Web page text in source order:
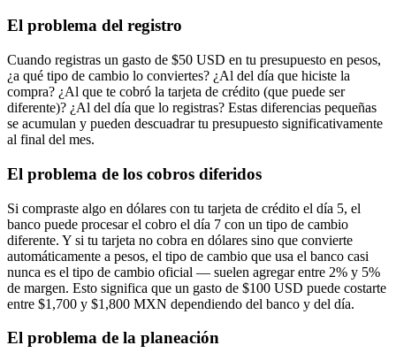
El problema del registro
Cuando registras un gasto de $50 USD en tu presupuesto en pesos,
¿a qué tipo de cambio lo conviertes? ¿Al del día que hiciste la
compra? ¿Al que te cobró la tarjeta de crédito (que puede ser
diferente)? ¿Al del día que lo registras? Estas diferencias pequeñas
se acumulan y pueden descuadrar tu presupuesto significativamente
al final del mes.
El problema de los cobros diferidos
Si compraste algo en dólares con tu tarjeta de crédito el día 5, el
banco puede procesar el cobro el día 7 con un tipo de cambio
diferente. Y si tu tarjeta no cobra en dólares sino que convierte
automáticamente a pesos, el tipo de cambio que usa el banco casi
nunca es el tipo de cambio oficial — suelen agregar entre 2% y 5%
de margen. Esto significa que un gasto de $100 USD puede costarte
entre $1,700 y $1,800 MXN dependiendo del banco y del día.
El problema de la planeación